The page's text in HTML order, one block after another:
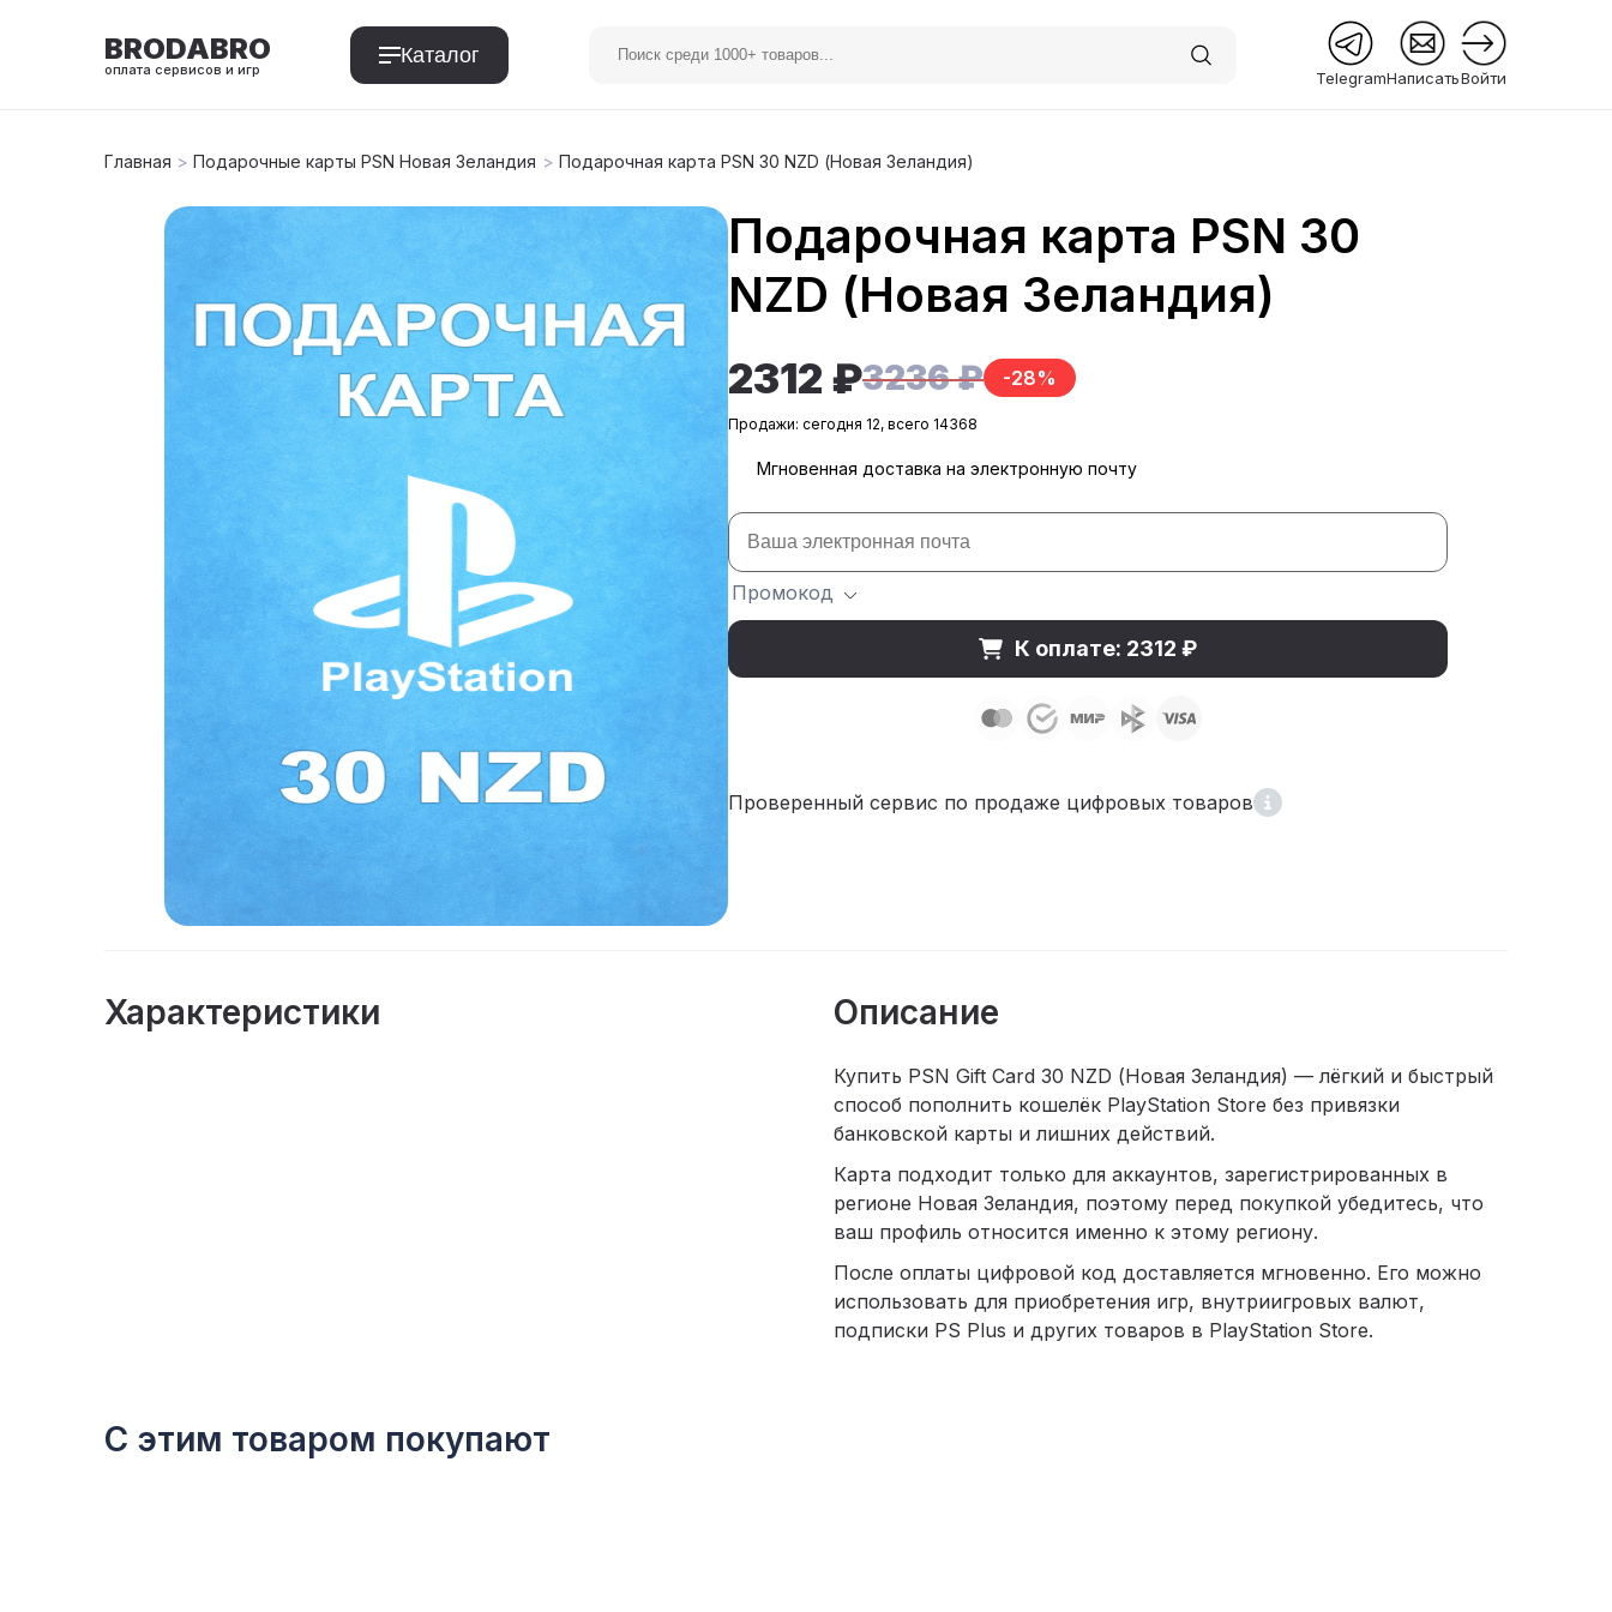
BRODABRO
оплата сервисов и игр
Каталог
TelegramНаписатьВойти
Telegram Premium
Главная > Подарочные карты PSN Новая Зеландия > Подарочная карта PSN 30 NZD (Новая Зеландия)
Подарочная карта PSN 30
NZD (Новая Зеландия)
2312 ₽3236 ₽ -28%
Продажи: сегодня 12, всего 14368
Мгновенная доставка на электронную почту
Промокод
К оплате: 2312 ₽
Проверенный сервис по продаже цифровых товаров
Характеристики Описание
Купить PSN Gift Card 30 NZD (Новая Зеландия) — лёгкий и быстрый
способ пополнить кошелёк PlayStation Store без привязки
банковской карты и лишних действий.
Карта подходит только для аккаунтов, зарегистрированных в
регионе Новая Зеландия, поэтому перед покупкой убедитесь, что
ваш профиль относится именно к этому региону.
После оплаты цифровой код доставляется мгновенно. Его можно
использовать для приобретения игр, внутриигровых валют,
подписки PS Plus и других товаров в PlayStation Store.
С этим товаром покупают